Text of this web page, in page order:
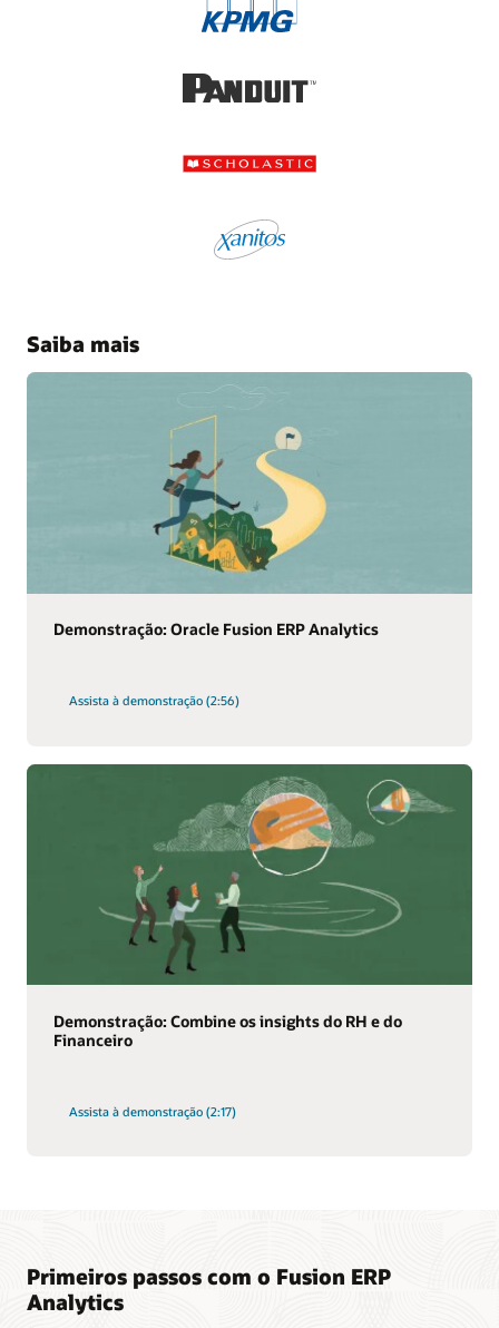
Saiba mais
Demonstração: Oracle Fusion ERP Analytics
Assista à demonstração (2:56)
Demonstração: Combine os insights do RH e do
Financeiro
Assista à demonstração (2:17)
Primeiros passos com o Fusion ERP
Analytics